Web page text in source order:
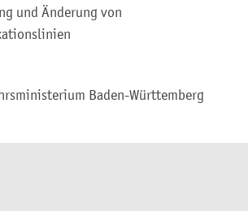
und Änderung von
Baden-Württemberg